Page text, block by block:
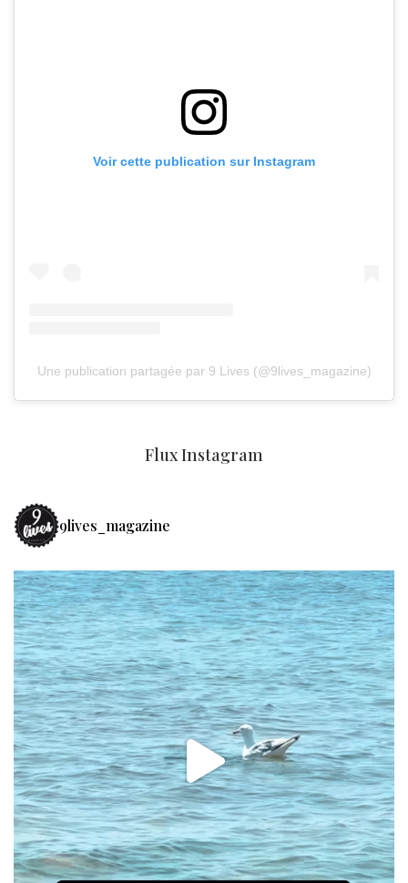
Voir cette publication sur Instagram
Une publication partagée par 9 Lives (@9lives_magazine)
Flux Instagram
9lives_magazine